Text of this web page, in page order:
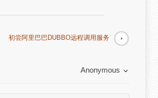
初尝阿里巴巴DUBBO远程调用服务
Anonymous